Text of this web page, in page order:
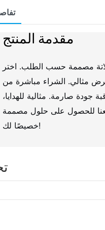
مقدمة المنتج
مصممة حسب الطلب. اختر
مثالي. الشراء مباشرة من
جودة صارمة. مثالية للهدايا،
معنا للحصول على حلول مصممة
خصيصًا لك!